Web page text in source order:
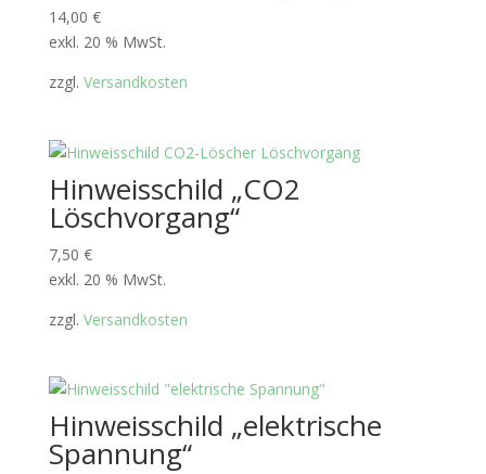
14,00 €
exkl. 20 % MwSt.
zzgl. Versandkosten
Hinweisschild „CO2
Löschvorgang“
7,50 €
exkl. 20 % MwSt.
zzgl. Versandkosten
Hinweisschild „elektrische
Spannung“